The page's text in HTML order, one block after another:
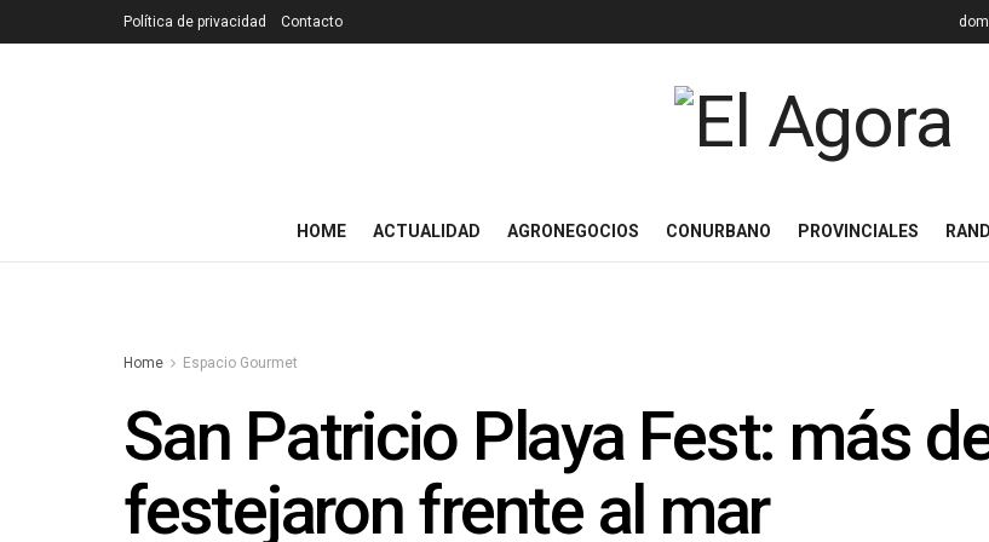
Política de privacidad Contacto
HOME ACTUALIDAD AGRONEGOCIOS CONURBANO PROVINCIALES
Home Espacio Gourmet
San Patricio Playa Fest: más
festejaron frente al mar